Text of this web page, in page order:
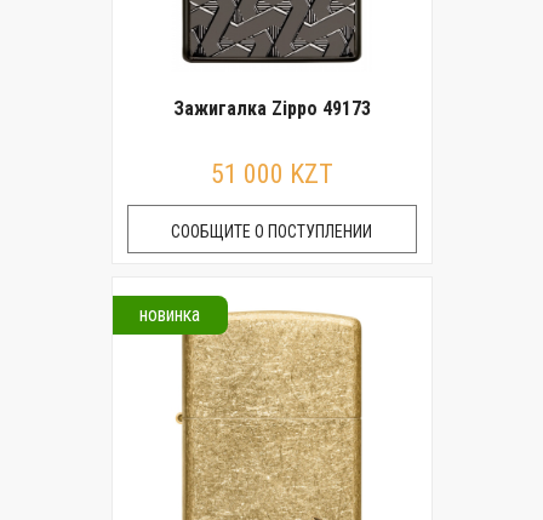
Зажигалка Zippo 49173
51 000 KZT
СООБЩИТЕ О ПОСТУПЛЕНИИ
новинка